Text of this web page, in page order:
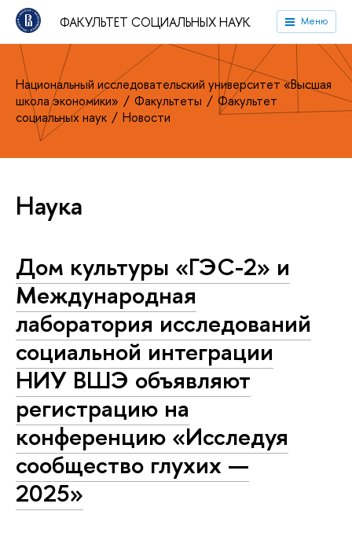
ФАКУЛЬТЕТ СОЦИАЛЬНЫХ НАУК Меню
Национальный исследовательский университет «Высшая
школа экономики»
Факультеты
Факультет
социальных наук
Новости
Наука
Дом культуры «ГЭС-2» и
Международная
лаборатория исследований
социальной интеграции
НИУ ВШЭ объявляют
регистрацию на
конференцию «Исследуя
сообщество глухих —
2025»